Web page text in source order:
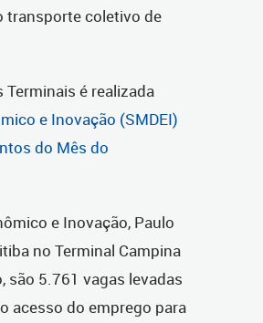
transporte coletivo de
é realizada
e Inovação (SMDEI)
do Mês do
e Inovação, Paulo
no Terminal Campina
são 5.761 vagas levadas
acesso do emprego para